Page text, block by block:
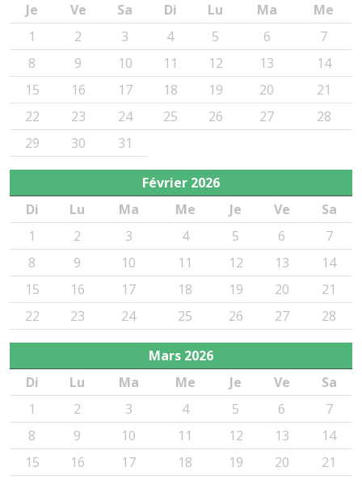
Je
Ve Sa Di Lu Ma
Me
1
2 3 4 5 6
7
8
9 10 11 12 13
14
15
16 17 18 19 20
21
22
23 24 25 26 27
28
29
30 31
Février 2026
Di
Lu Ma Me Je Ve
Sa
1
2 3 4 5 6
7
8
9 10 11 12 13
14
15
16 17 18 19 20
21
22
23 24 25 26 27 28
Mars 2026
Di
Lu Ma Me Je Ve
Sa
1
2 3 4 5 6
7
8
9 10 11 12 13
14
15
16 17 18 19 20
21